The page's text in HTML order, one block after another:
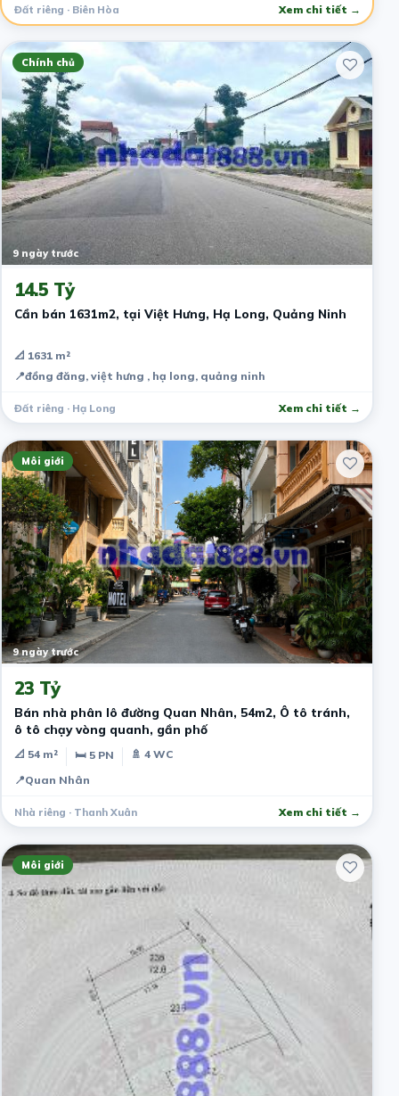
Đất riêng · Biên Hòa Xem chi tiết →
Chính chủ
9 ngày trước
14.5 Tỷ
Cần bán 1631m2, tại Việt Hưng, Hạ Long, Quảng Ninh
📐 1631 m²
📍đồng đăng, việt hưng , hạ long, quảng ninh
Đất riêng · Hạ Long Xem chi tiết →
Môi giới
9 ngày trước
23 Tỷ
Bán nhà phân lô đường Quan Nhân, 54m2, Ô tô tránh,
ô tô chạy vòng quanh, gần phố
📐 54 m² 🛏 5 PN
🚿 4 WC
📍Quan Nhân
Nhà riêng · Thanh Xuân Xem chi tiết →
Môi giới